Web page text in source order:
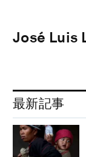
José Luis
最新記事